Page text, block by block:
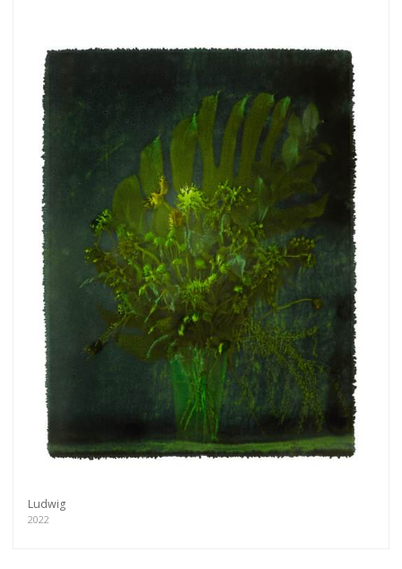
Ludwig
2022